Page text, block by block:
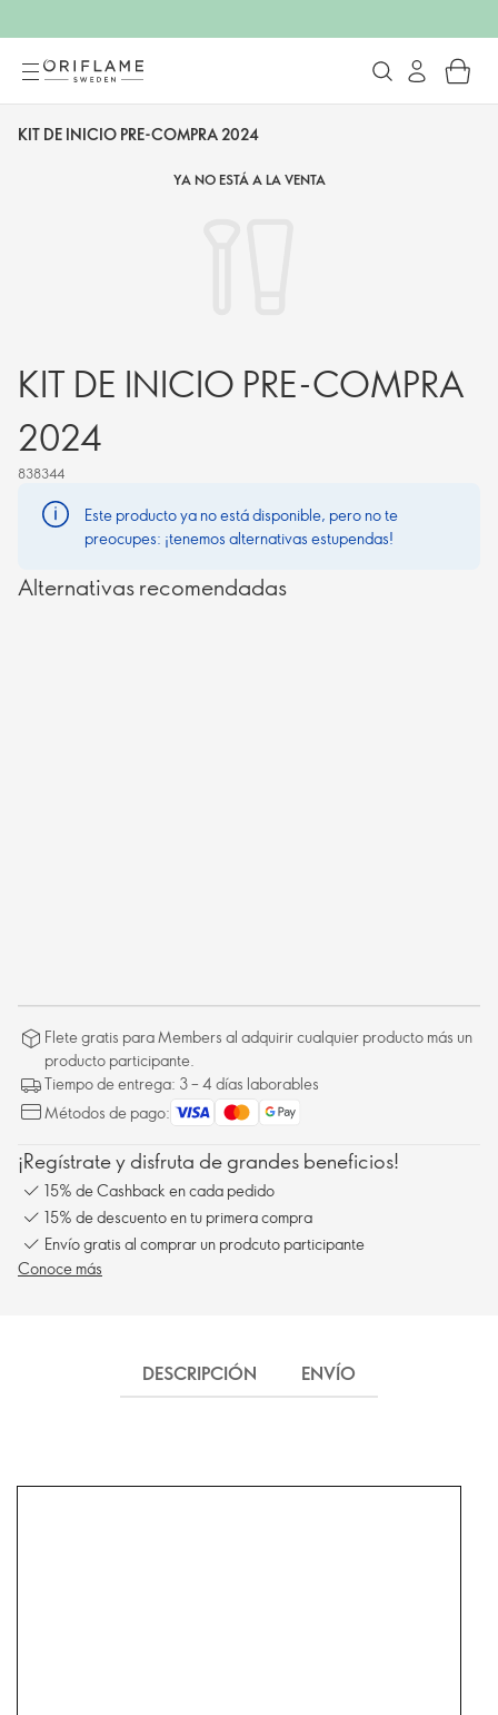
KIT DE INICIO PRE-COMPRA 2024
YA NO ESTÁ A LA VENTA
KIT DE INICIO PRE-COMPRA
2024
838344
Este producto ya no está disponible, pero no te
preocupes: ¡tenemos alternativas estupendas!
Alternativas recomendadas
Flete gratis para Members al adquirir cualquier producto más un
producto participante.
Tiempo de entrega: 3 – 4 días laborables
Métodos de pago:
¡Regístrate y disfruta de grandes beneficios!
15% de Cashback en cada pedido
15% de descuento en tu primera compra
Envío gratis al comprar un prodcuto participante
Conoce más
DESCRIPCIÓN ENVÍO